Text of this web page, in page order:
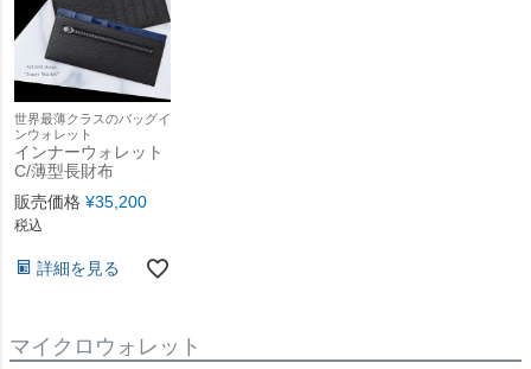
世界最薄クラスのバッグイ
ンウォレット
インナーウォレット
C/薄型長財布
販売価格 ¥35,200
税込
詳細を見る
マイクロウォレット